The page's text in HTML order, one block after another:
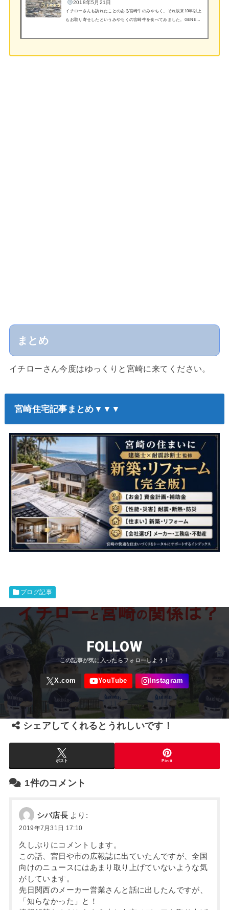
2018年5月21日
イチローさんも訪れたことのある宮崎牛のみやちく。それ以来10年以上
もお取り寄せしたというみやちくの宮崎牛を食べてみました。GENERA
まとめ
イチローさん今度はゆっくりと宮崎に来てください。
宮崎住宅記事まとめ▼▼▼
ブログ記事
FOLLOW
シェアしてくれるとうれしいです！
ポスト Pin it
1件のコメント
シバ店長 より:
2019年7月31日 17:10
久しぶりにコメントします。
この話、宮日や市の広報誌に出ていたんですが、全国
向けのニュースにはあまり取り上げていないような気
がしています。
先日関西のメーカー営業さんと話に出したんですが、
「知らなかった」と！